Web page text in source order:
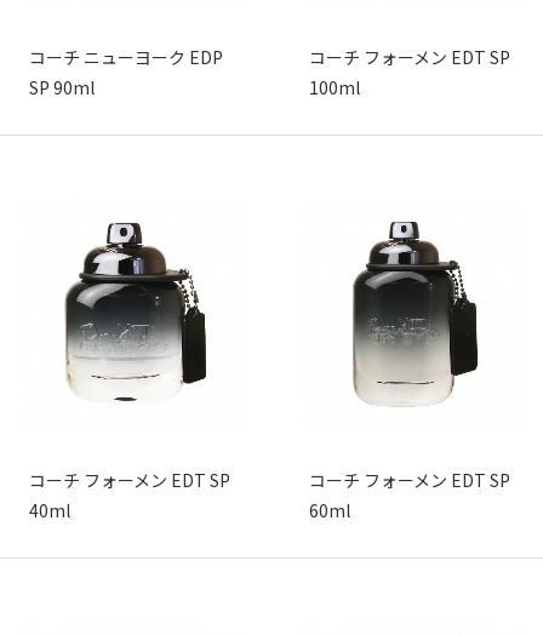
コーチ ニューヨーク EDP
SP 90ml
コーチ フォーメン EDT SP
100ml
コーチ フォーメン EDT SP
40ml
コーチ フォーメン EDT SP
60ml